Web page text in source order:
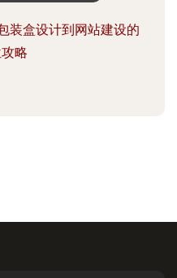
装盒设计到网站建设的
略